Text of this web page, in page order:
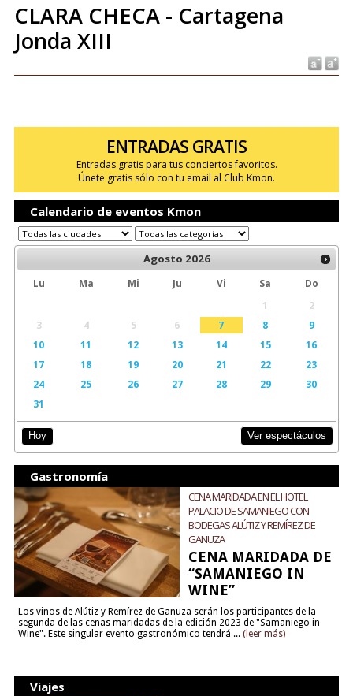
CLARA CHECA - Cartagena
Jonda XIII
ENTRADAS GRATIS
Entradas gratis para tus conciertos favoritos.
Únete gratis sólo con tu email al Club Kmon.
Calendario de eventos Kmon
Agosto 2026
Lu Ma Mi Ju Vi Sa
Do
1
2
3
4 5 6 7 8
9
10
11 12 13 14 15
16
17
18 19 20 21 22
23
24
25 26 27 28 29
30
31
Hoy Ver espectáculos
Gastronomía
CENA MARIDADA EN EL HOTEL
PALACIO DE SAMANIEGO CON
BODEGAS ALÚTIZ Y REMÍREZ DE
GANUZA
CENA MARIDADA DE
“SAMANIEGO IN
WINE”
Los vinos de Alútiz y Remírez de Ganuza serán los participantes de la
segunda de las cenas maridadas de la edición 2023 de "Samaniego in
Wine". Este singular evento gastronómico tendrá ... (leer más)
Viajes